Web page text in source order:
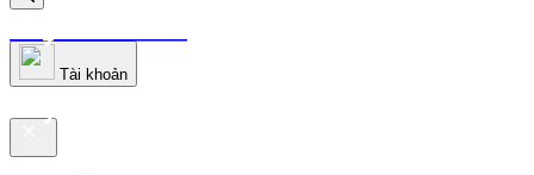
truyenfullz.com
Tài khoản
truyenfullz.com